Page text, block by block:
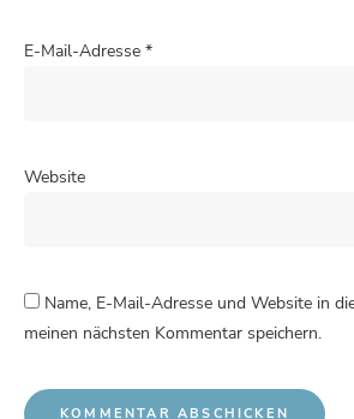
E-Mail-Adresse *
Website
Name, E-Mail-Adresse und Website in
meinen nächsten Kommentar speichern.